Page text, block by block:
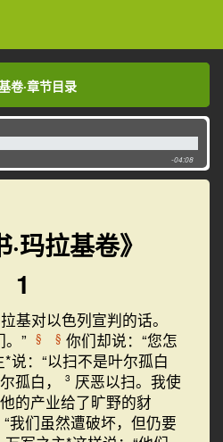
基卷·章节目录
卷·章节目录
-04:08
·玛拉基卷》
1
对以色列宣判的话。
” § § 你们却说：“您怎
：“以扫不是叶尔孤白
孤白，
3 厌恶以扫。我使
的产业给了旷野的豺
我们虽然遭破坏，但仍要